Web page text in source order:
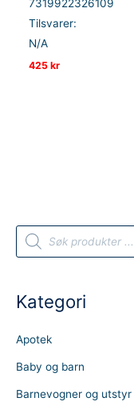
7319922326109
Tilsvarer:
N/A
425kr
P
d
t
s
a
r
h
Kategori
Apotek
Baby og barn
Barnevogner og utstyr